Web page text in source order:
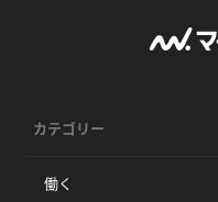
カテゴリー
働く